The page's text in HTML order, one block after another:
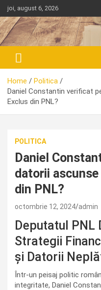
Skip
to
content
joi, august 6, 2026
Home
Politica
Daniel Constantin verificat
Exclus din PNL?
POLITICA
Daniel
datorii
din PNL?
octombrie 12, 2024 admin
Deputatul PNL
Strategii
și Datorii
Într-un peisaj politic
integritate, Daniel